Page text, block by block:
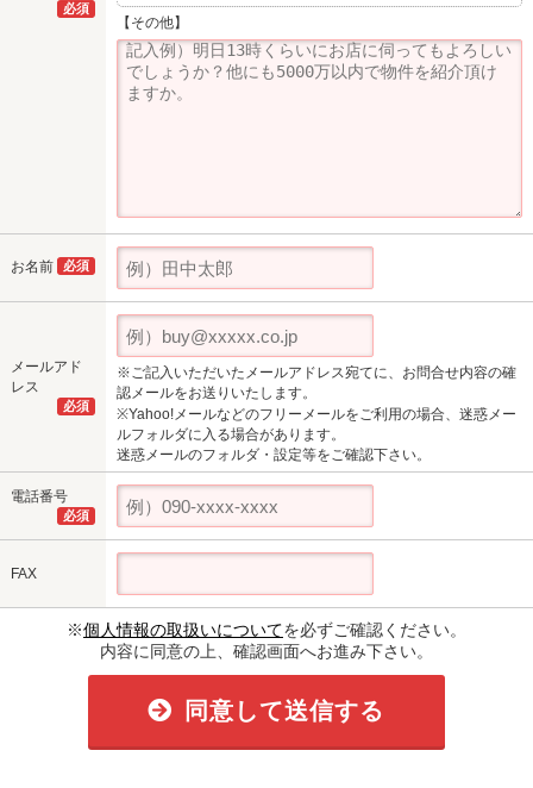
必須
【その他】
お名前 必須
メールアド
レス
必須
※ご記入いただいたメールアドレス宛てに、お問合せ内容の確
認メールをお送りいたします。
※Yahoo!メールなどのフリーメールをご利用の場合、迷惑メー
ルフォルダに入る場合があります。
迷惑メールのフォルダ・設定等をご確認下さい。
電話番号
必須
FAX
※個人情報の取扱いについてを必ずご確認ください。
内容に同意の上、確認画面へお進み下さい。
同意して送信する